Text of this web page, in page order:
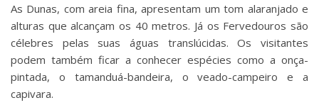
As Dunas, com areia fina, apresentam um tom alaranjado e
alturas que alcançam os 40 metros. Já os Fervedouros são
célebres pelas suas águas translúcidas. Os visitantes
podem também ficar a conhecer espécies como a onça-
pintada, o tamanduá-bandeira, o veado-campeiro e a
capivara.